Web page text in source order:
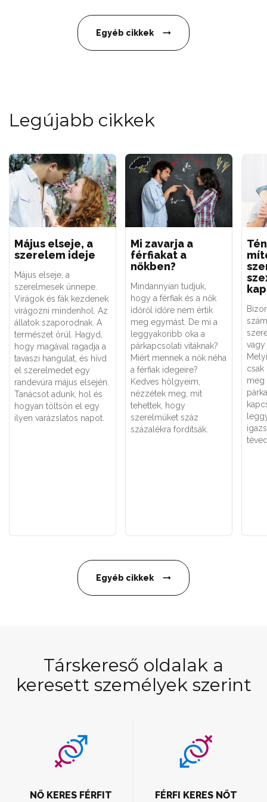
Egyéb cikkek
Legújabb cikkek
Május elseje, a
szerelem ideje
Május elseje, a
szerelmesek ünnepe.
Virágok és fák kezdenek
virágozni mindenhol. Az
állatok szaporodnak. A
természet örül. Hagyd,
hogy magával ragadja a
tavaszi hangulat, és hívd
el szerelmedet egy
randevúra május elsején.
Tanácsot adunk, hol és
hogyan töltsön el egy
ilyen varázslatos napot.
Mi zavarja a
férfiakat a
nőkben?
Mindannyian tudjuk,
hogy a férfiak és a nők
időről időre nem értik
meg egymást. De mi a
leggyakoribb oka a
párkapcsolati vitáknak?
Miért mennek a nők néha
a férfiak idegeire?
Kedves hölgyeim,
nézzétek meg, mit
tehettek, hogy
szerelmüket száz
százalékra fordítsák.
vagy
csak
meg
Egyéb cikkek
Társkereső oldalak a
keresett személyek szerint
NŐ KERES FÉRFIT FÉRFI KERES NŐT